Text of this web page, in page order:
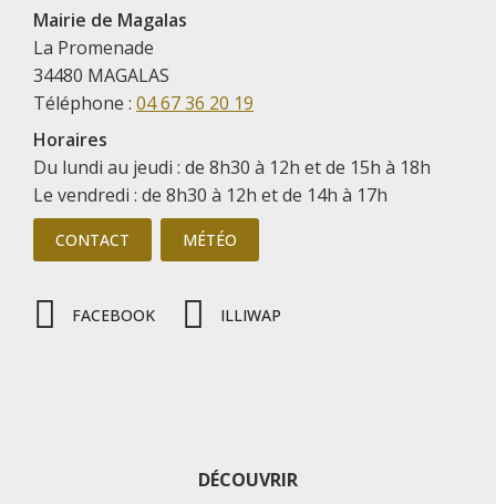
Mairie de Magalas
La Promenade
34480 MAGALAS
Téléphone : 04 67 36 20 19
Horaires
Du lundi au jeudi : de 8h30 à 12h et de 15h à 18h
Le vendredi : de 8h30 à 12h et de 14h à 17h
CONTACT MÉTÉO
FACEBOOK ILLIWAP
DÉCOUVRIR